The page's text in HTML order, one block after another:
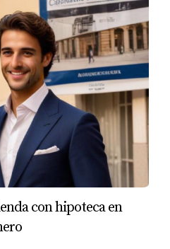
vivienda
en Alcalá y estaba
Sin embargo, al querer
se dio cuenta de que
Siguiendo los
y con un poco de
rápidamente y pudo
de su cédula
durante más de diez años
su cédula. Cuando
con hipoteca en